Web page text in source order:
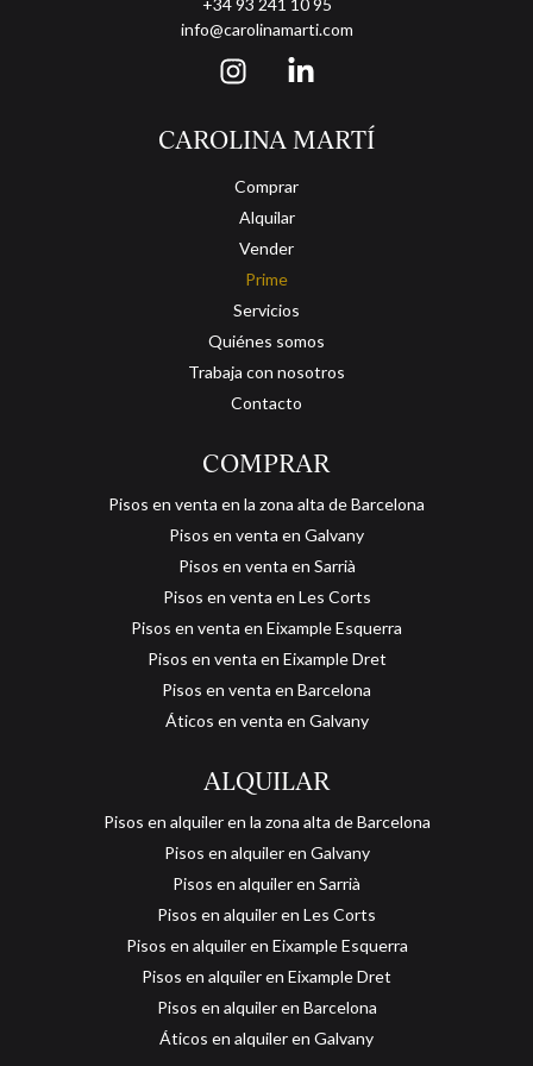
Una pieza única en estado de origen, ideal para quienes buscan
crear una residencia Prime a medida en el tramo más icónico del
+34 93 241 10 95
info@carolinamarti.com
CAROLINA MARTÍ
Comprar
Alquilar
Vender
Prime
Servicios
Quiénes somos
Trabaja con nosotros
Contacto
COMPRAR
Pisos en venta en la zona alta de Barcelona
Pisos en venta en Galvany
Pisos en venta en Sarrià
Pisos en venta en Les Corts
Pisos en venta en Eixample Esquerra
Pisos en venta en Eixample Dret
Pisos en venta en Barcelona
Áticos en venta en Galvany
ALQUILAR
Pisos en alquiler en la zona alta de Barcelona
Pisos en alquiler en Galvany
Pisos en alquiler en Sarrià
Pisos en alquiler en Les Corts
Pisos en alquiler en Eixample Esquerra
Pisos en alquiler en Eixample Dret
Pisos en alquiler en Barcelona
Áticos en alquiler en Galvany
Guardar configuración Aceptar todas